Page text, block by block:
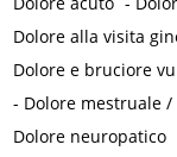
Dolore alla visita
Dolore e bruciore
- Dolore mestruale
Dolore neuropatico